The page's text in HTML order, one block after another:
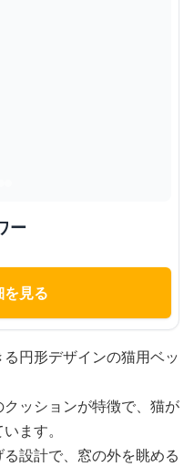
ー
見る
円形デザインの猫用ベッ
ッションが特徴で、猫が
ます。
設計で、窓の外を眺める